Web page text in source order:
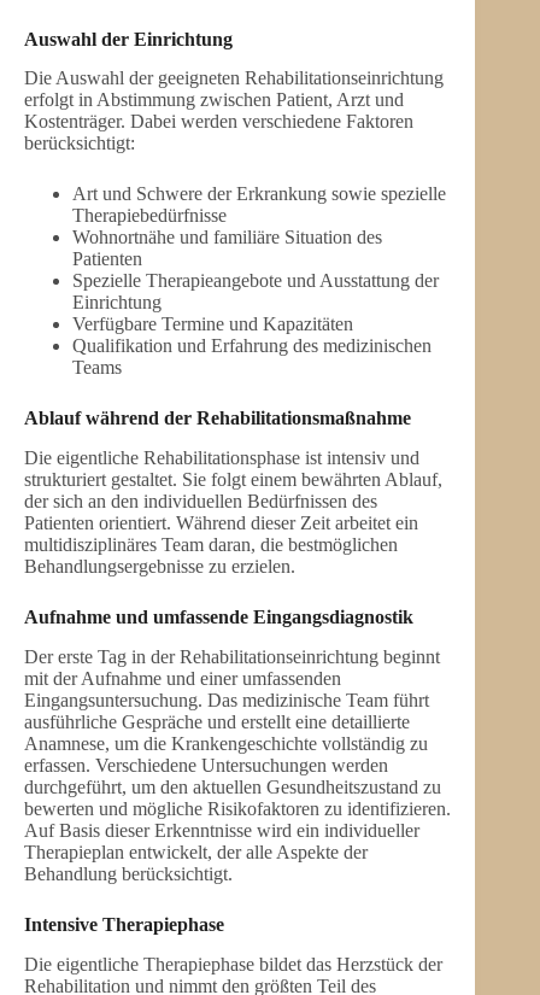
Auswahl der Einrichtung
Die Auswahl der geeigneten Rehabilitationseinrichtung
erfolgt in Abstimmung zwischen Patient, Arzt und
Kostenträger. Dabei werden verschiedene Faktoren
berücksichtigt:
Art und Schwere der Erkrankung sowie spezielle
Therapiebedürfnisse
Wohnortnähe und familiäre Situation des
Patienten
Spezielle Therapieangebote und Ausstattung der
Einrichtung
Verfügbare Termine und Kapazitäten
Qualifikation und Erfahrung des medizinischen
Teams
Ablauf während der Rehabilitationsmaßnahme
Die eigentliche Rehabilitationsphase ist intensiv und
strukturiert gestaltet. Sie folgt einem bewährten Ablauf,
der sich an den individuellen Bedürfnissen des
Patienten orientiert. Während dieser Zeit arbeitet ein
multidisziplinäres Team daran, die bestmöglichen
Behandlungsergebnisse zu erzielen.
Aufnahme und umfassende Eingangsdiagnostik
Der erste Tag in der Rehabilitationseinrichtung beginnt
mit der Aufnahme und einer umfassenden
Eingangsuntersuchung. Das medizinische Team führt
ausführliche Gespräche und erstellt eine detaillierte
Anamnese, um die Krankengeschichte vollständig zu
erfassen. Verschiedene Untersuchungen werden
durchgeführt, um den aktuellen Gesundheitszustand zu
bewerten und mögliche Risikofaktoren zu identifizieren.
Auf Basis dieser Erkenntnisse wird ein individueller
Therapieplan entwickelt, der alle Aspekte der
Behandlung berücksichtigt.
Intensive Therapiephase
Die eigentliche Therapiephase bildet das Herzstück der
Rehabilitation und nimmt den größten Teil des